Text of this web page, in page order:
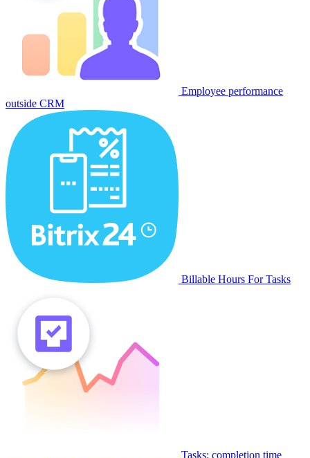
Employee performance
outside CRM
Billable Hours For Tasks
Tasks: completion time